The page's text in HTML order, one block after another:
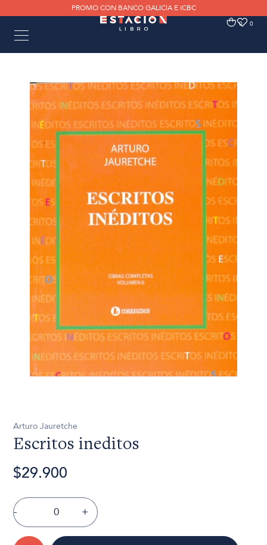
PROMO CON BANCO GALICIA E ICBC
0 0
Arturo Jauretche
Escritos ineditos
$29.900
- +